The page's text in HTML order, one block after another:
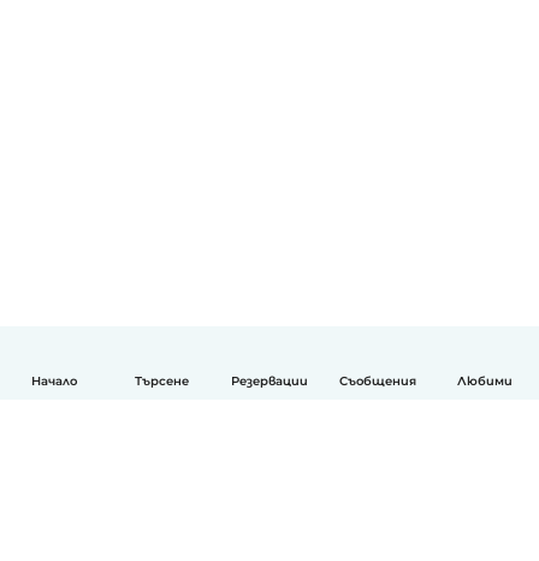
Начало Търсене Резервации Съобщения Любими